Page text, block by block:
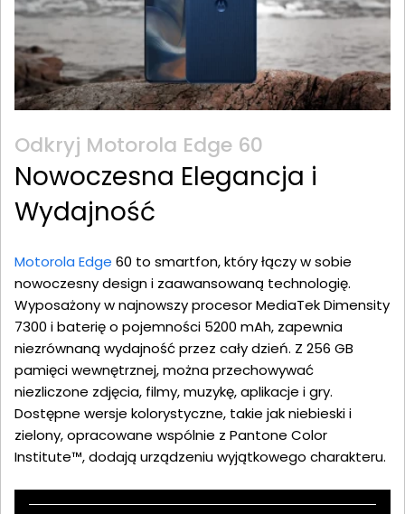
Odkryj Motorola Edge 60
Nowoczesna Elegancja i
Wydajność
Motorola Edge 60 to smartfon, który łączy w sobie
nowoczesny design i zaawansowaną technologię.
Wyposażony w najnowszy procesor MediaTek Dimensity
7300 i baterię o pojemności 5200 mAh, zapewnia
niezrównaną wydajność przez cały dzień. Z 256 GB
pamięci wewnętrznej, można przechowywać
niezliczone zdjęcia, filmy, muzykę, aplikacje i gry.
Dostępne wersje kolorystyczne, takie jak niebieski i
zielony, opracowane wspólnie z Pantone Color
Institute™, dodają urządzeniu wyjątkowego charakteru.